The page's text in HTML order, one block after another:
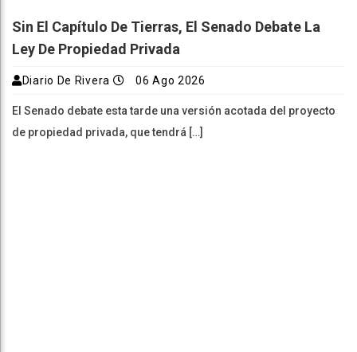
Sin El Capítulo De Tierras, El Senado Debate La
Ley De Propiedad Privada
Diario De Rivera 06 Ago 2026
El Senado debate esta tarde una versión acotada del proyecto
de propiedad privada, que tendrá […]